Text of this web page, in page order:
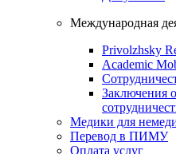
Международная
Privolzhsky
Academic
Заключения
Медики для
Перевод в ПИМУ
Оплата услуг